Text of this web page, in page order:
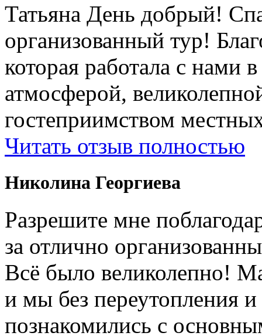
Татьяна День добрый!
организованный тур!
которая работала с нами
атмосферой,
гостеприимством
Читать отзыв полностью
Николина Георгиева
Разрешите мне
за отлично
Всë было великолепно!
и мы без переутопления
познакомились с